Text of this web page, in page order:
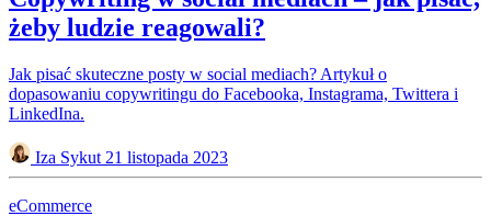
żeby ludzie reagowali?
Jak pisać skuteczne posty w social mediach? Artykuł o
dopasowaniu copywritingu do Facebooka, Instagrama, Twittera i
LinkedIna.
Iza Sykut 21 listopada 2023
eCommerce